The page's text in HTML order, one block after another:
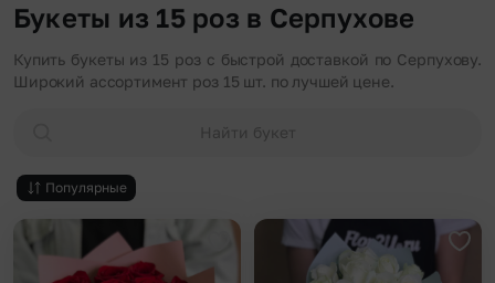
Букеты из 15 роз в Серпухове
Купить букеты из 15 роз с быстрой доставкой по Серпухову.
Широкий ассортимент роз 15 шт. по лучшей цене.
Найти букет
Популярные
Добавить в избранное